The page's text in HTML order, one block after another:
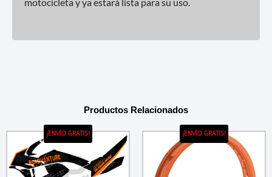
Productos Relacionados
¡ENVÍO GRATIS! ¡ENVÍO GRATIS!